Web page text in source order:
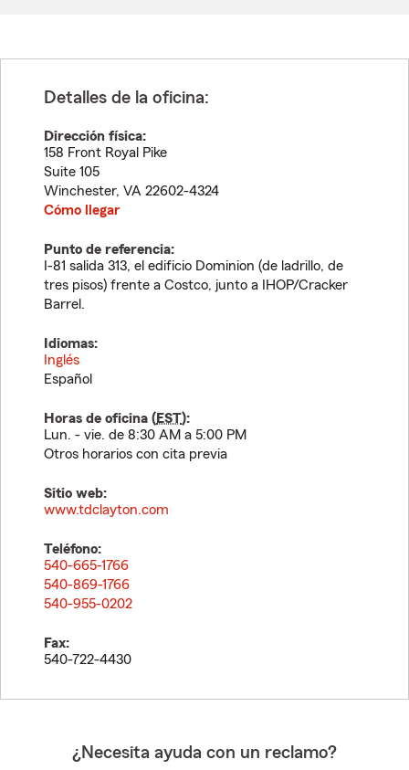
Detalles de la oficina:
Dirección física:
158 Front Royal Pike
Suite 105
Winchester, VA 22602-4324
Cómo llegar
Punto de referencia:
I-81 salida 313, el edificio Dominion (de ladrillo, de
tres pisos) frente a Costco, junto a IHOP/Cracker
Barrel.
Idiomas:
Inglés
Español
Horas de oficina (EST):
Lun. - vie. de 8:30 AM a 5:00 PM
Otros horarios con cita previa
Sitio web:
www.tdclayton.com
Teléfono:
540-665-1766
540-869-1766
540-955-0202
Fax:
540-722-4430
¿Necesita ayuda con un reclamo?